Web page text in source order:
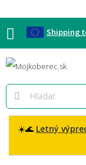
Shipping
Blog
☀️🌊 Letný